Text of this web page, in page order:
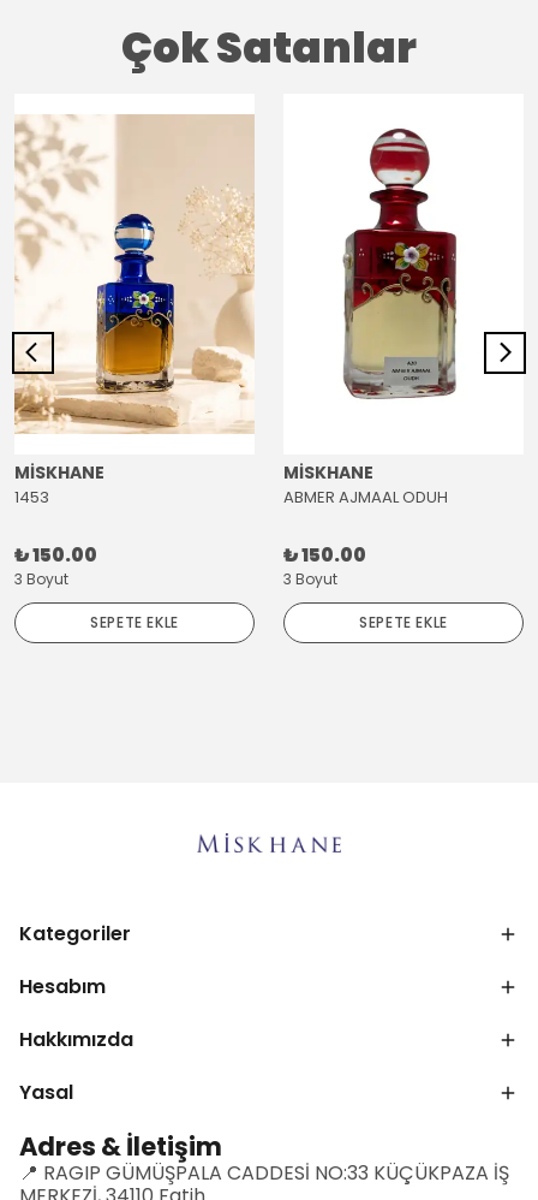
Çok Satanlar
MİSKHANE
1453
₺ 150.00
3 Boyut
SEPETE EKLE
MİSKHANE
ABMER AJMAAL ODUH
₺ 150.00
3 Boyut
SEPETE EKLE
Kategoriler
Hesabım
Hakkımızda
Yasal
Adres & İletişim
📍 RAGIP GÜMÜŞPALA CADDESİ NO:33 KÜÇÜKPAZA İŞ